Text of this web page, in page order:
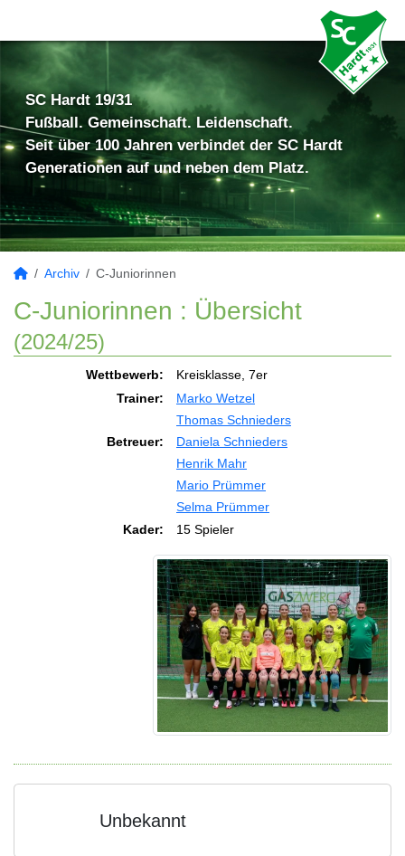
SC Hardt 19/31
Fußball. Gemeinschaft. Leidenschaft.
Seit über 100 Jahren verbindet der SC Hardt
Generationen auf und neben dem Platz.
Archiv C-Juniorinnen
C-Juniorinnen : Übersicht
(2024/25)
Wettbewerb:
Kreisklasse, 7er
Trainer:
Marko Wetzel
Thomas Schnieders
Betreuer:
Daniela Schnieders
Henrik Mahr
Mario Prümmer
Selma Prümmer
Kader:
15 Spieler
Unbekannt